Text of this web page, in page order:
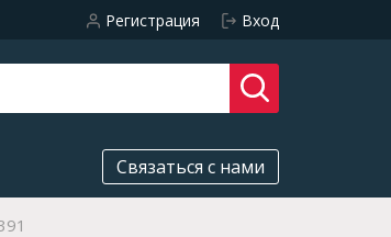
Регистрация Вход
Связаться с нами